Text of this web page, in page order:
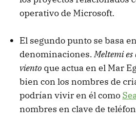
operativo de Microsoft.
El segundo punto se basa
denominaciones.Meltemi
viento que actua en el Mar
bien con los nombres de
podrían vivir en él como
nombres en clave de